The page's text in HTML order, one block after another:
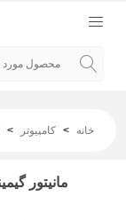
خانه > کامپیوتر >